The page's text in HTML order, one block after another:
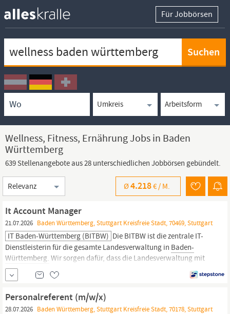
Für Jobbörsen
Ortssuche
Umkreissuche
Arbeitsform
Wellness, Fitness, Ernährung Jobs in Baden
Württemberg
639 Stellenangebote aus 28 unterschiedlichen Jobbörsen gebündelt.
Sortierung
Ø4.218€ / M.
It Account Manager
21.07.2026 Baden Württemberg, Stuttgart Kreisfreie Stadt, 70469, Stuttgart
IT Baden-Württemberg (BITBW) Die BITBW ist die zentrale IT-
Dienstleisterin für die gesamte Landesverwaltung in Baden-
Württemberg. Wir sorgen dafür, dass die Landesverwaltung mit
einer modernen IT-Ausstattung arbeiten kann. Sie möchten einen
Teil dazu bei­tra­gen? Dann starten Sie jetzt Ihre Karriere im
öffentlichen Dienst! IT Account Managerin / IT Account Manager
Personalreferent (m/w/x)
28.07.2026 Baden Württemberg, Stuttgart Kreisfreie Stadt, 70178, Stuttgart